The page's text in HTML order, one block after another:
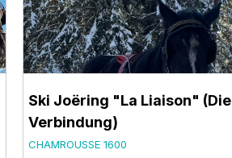
Ski Joëring "La Liaison" (Die
Verbindung)
CHAMROUSSE 1600